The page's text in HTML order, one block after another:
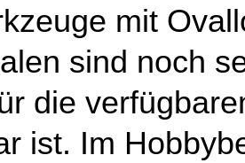
mit
sind noch
die
ist. Im